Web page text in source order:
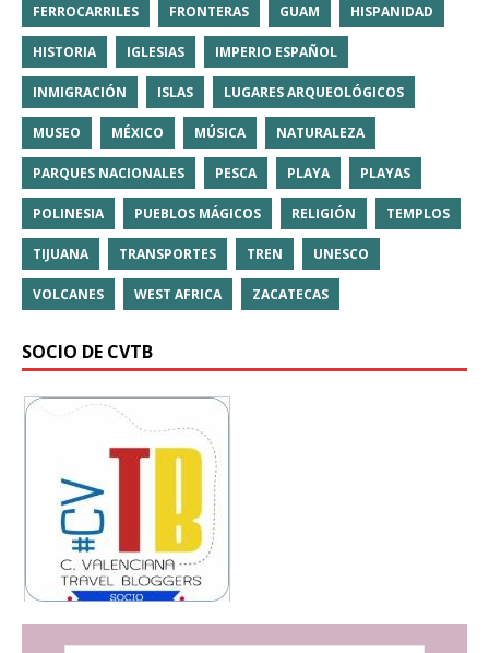
FERROCARRILES FRONTERAS GUAM HISPANIDAD
HISTORIA IGLESIAS IMPERIO ESPAÑOL
INMIGRACIÓN ISLAS LUGARES ARQUEOLÓGICOS
MUSEO MÉXICO MÚSICA NATURALEZA
PARQUES NACIONALES PESCA PLAYA PLAYAS
POLINESIA PUEBLOS MÁGICOS RELIGIÓN TEMPLOS
TIJUANA TRANSPORTES TREN UNESCO
VOLCANES WEST AFRICA ZACATECAS
SOCIO DE CVTB